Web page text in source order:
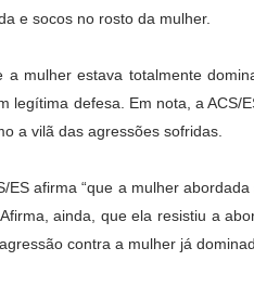
e socos no rosto da mulher.
mulher estava totalmente
legítima defesa. Em nota, a ACS/
a vilã das agressões sofridas.
ES afirma “que a mulher
ainda, que ela resistiu a
contra a mulher já